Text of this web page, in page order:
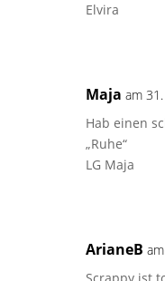
Elvira
Maja am
Hab einen
„Ruhe“
LG Maja
ArianeB